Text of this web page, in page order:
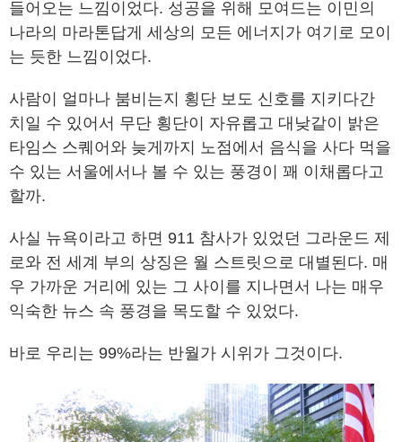
들어오는 느낌이었다. 성공을 위해 모여드는 이민의
나라의 마라톤답게 세상의 모든 에너지가 여기로 모이
는 듯한 느낌이었다.
사람이 얼마나 붐비는지 횡단 보도 신호를 지키다간
치일 수 있어서 무단 횡단이 자유롭고 대낮같이 밝은
타임스 스퀘어와 늦게까지 노점에서 음식을 사다 먹을
수 있는 서울에서나 볼 수 있는 풍경이 꽤 이채롭다고
할까.
사실 뉴욕이라고 하면 911 참사가 있었던 그라운드 제
로와 전 세계 부의 상징은 월 스트릿으로 대별된다. 매
우 가까운 거리에 있는 그 사이를 지나면서 나는 매우
익숙한 뉴스 속 풍경을 목도할 수 있었다.
바로 우리는 99%라는 반월가 시위가 그것이다.